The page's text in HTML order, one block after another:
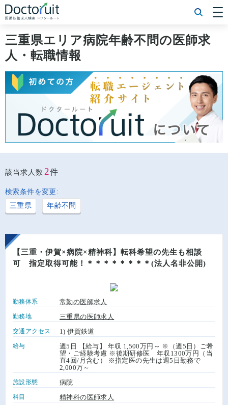
[常勤] 科目から探す
[常勤] 特徴から探す
[非常勤] エリアから探す
[非常勤] 科目から探す
Doctoruit医師転職特集
Doctoruitについて
運営者情報
プライバシーポリシー
三重県エリア病院年齢不問の医師求
人・転職情報
該当求人数 2件
検索条件を変更:
三重県
年齢不問
【三重・伊賀×病院×精神科】転科希望の先生も相談
可 指定取得可能！＊＊＊＊＊＊＊＊(法人名非公開)
勤務体系 常勤の医師求人
勤務地 三重県の医師求人
交通アクセス 1) 伊賀鉄道
給与
週5日 【給与】 年収 1,500万円～ ※（週5日）ご希
望・ご経験考慮 ※後期研修医 年収1300万円（当
直4回/月含む） ※指定医の先生は週5日勤務で
2,000万～
施設形態 病院
科目 精神科の医師求人